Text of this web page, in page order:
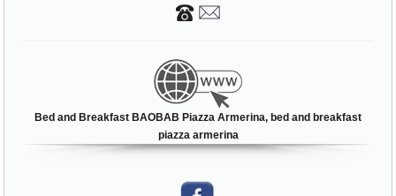
Bed and Breakfast BAOBAB Piazza Armerina, bed and breakfast
piazza armerina